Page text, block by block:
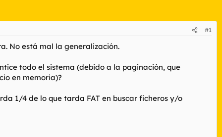
#1
No está mal la generalización.
todo el sistema (debido a la paginación, que
en memoria)?
1/4 de lo que tarda FAT en buscar ficheros y/o